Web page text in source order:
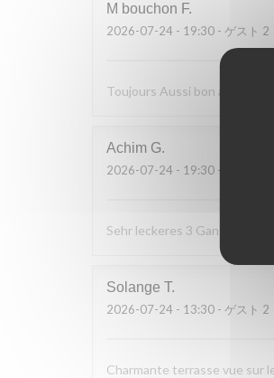
M bouchon F
2026-07-24 - 19:30 - ゲスト 2
Toujours Aussi bon avec les
Achim G
2026-07-24 - 19:30 - ゲスト 2
Sehr leckeres 3 Gang Menü
Solange T
2026-07-24 - 13:30 - ゲスト 2
Charmante terrasse vue sur